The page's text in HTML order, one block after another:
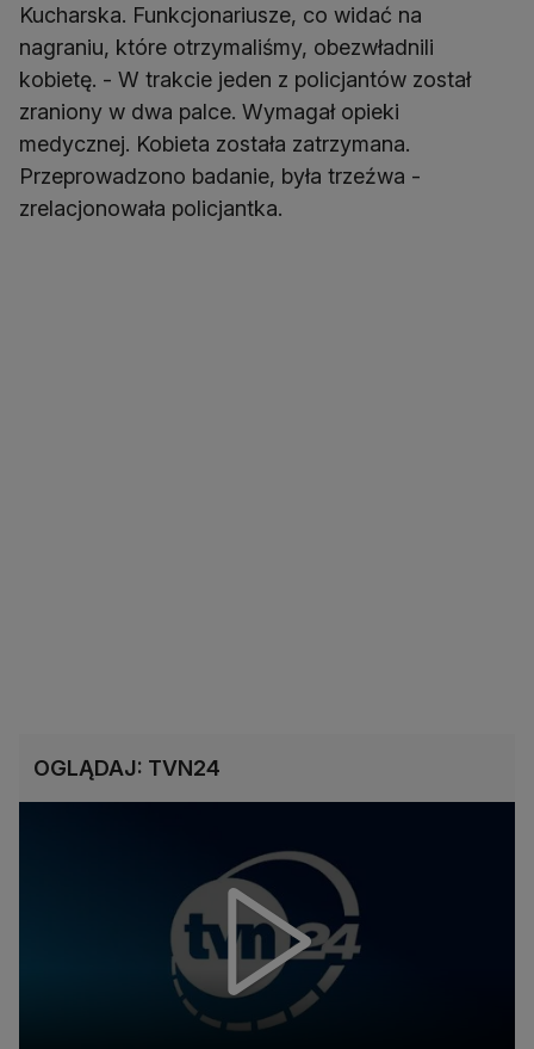
Kucharska. Funkcjonariusze, co widać na
nagraniu, które otrzymaliśmy, obezwładnili
kobietę. - W trakcie jeden z policjantów został
zraniony w dwa palce. Wymagał opieki
medycznej. Kobieta została zatrzymana.
Przeprowadzono badanie, była trzeźwa -
zrelacjonowała policjantka.
OGLĄDAJ: TVN24